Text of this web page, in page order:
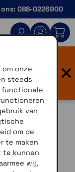
ons: 088-0226900
heeft
jasje.
×
>SP Connect
Xtreme
onze
steeds
functionele
van
om de
te maken
te kunnen
wij,